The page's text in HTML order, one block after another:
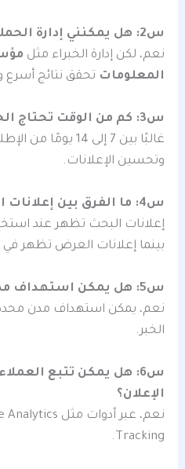
س2: هل يمكنني إدارة الحملة بنفسي؟
نعم، لكن إدارة الخبراء مثل
المعلومات تحقق نتائج أسرع
س3: كم من الوقت تحتاج الحملة لتظهر نتائج؟
غالبًا بين 7 إلى 14
وتحسين الإعلانات.
س4: ما الفرق بين إعلانات البحث وإعلانات العرض؟
إعلانات البحث تظهر عند
بينما إعلانات العرض تظهر في
س5: هل يمكن استهداف مدينة محددة فقط؟
نعم، يمكن استهداف مدن
الخبر.
س6: هل يمكن تتبع
الإعلان؟
Tracking.